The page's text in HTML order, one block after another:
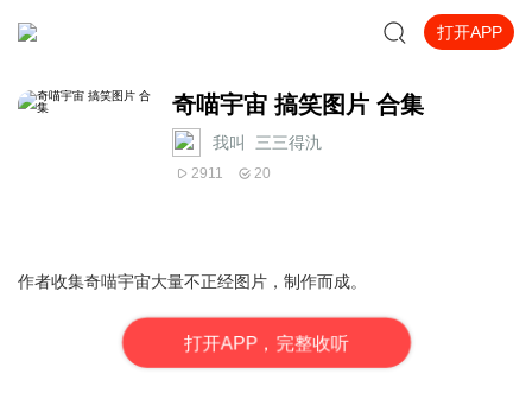
打开APP
奇喵宇宙 搞笑图片 合集
我叫_三三得氿
2911 20
作者收集奇喵宇宙大量不正经图片，制作而成。
打开APP，完整收听